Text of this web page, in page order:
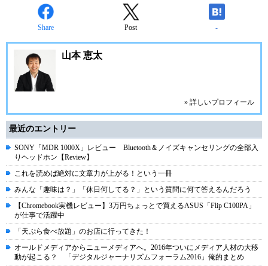
Share Post -
山本 恵太
» 詳しいプロフィール
最近のエントリー
SONY「MDR 1000X」レビュー Bluetooth＆ノイズキャンセリングの全部入
りヘッドホン【Review】
これを読めば絶対に文章力が上がる！という一冊
みんな「趣味は？」「休日何してる？」という質問に何て答えるんだろう
【Chromebook実機レビュー】3万円ちょっとで買えるASUS「Flip C100PA」
が仕事で活躍中
「天ぷら食べ放題」のお店に行ってきた！
オールドメディアからニューメディアへ。2016年ついにメディア人材の大移
動が起こる？ 「デジタルジャーナリズムフォーラム2016」俺的まとめ